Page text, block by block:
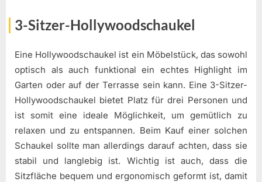
3-Sitzer-Hollywoodschaukel
Eine Hollywoodschaukel ist ein Möbelstück, das sowohl
optisch als auch funktional ein echtes Highlight im
Garten oder auf der Terrasse sein kann. Eine 3-Sitzer-
Hollywoodschaukel bietet Platz für drei Personen und
ist somit eine ideale Möglichkeit, um gemütlich zu
relaxen und zu entspannen. Beim Kauf einer solchen
Schaukel sollte man allerdings darauf achten, dass sie
stabil und langlebig ist. Wichtig ist auch, dass die
Sitzfläche bequem und ergonomisch geformt ist, damit